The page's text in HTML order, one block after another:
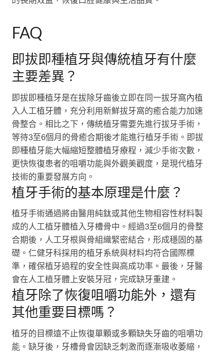
FAQ
即拔即種植牙與傳統植牙有什麼
主要差異？
即拔即種植牙是在拔除牙齒後立即在同一拔牙窩內植
入人工植牙體，充分利用新鮮拔牙窩的癒合能力加速
骨整合。相比之下，傳統植牙需要先進行拔牙手術，
等待3至6個月的骨癒合期後才能進行植牙手術。即拔
即種植牙能大幅縮短整體植牙療程，減少手術次數，
更快恢復患者的咀嚼功能與外觀美觀度，是現代植牙
技術的重要發展方向。
植牙手術的基本原理是什麼？
植牙手術通過將由醫用純鈦或其他生物相容性材料製
成的人工植牙體植入牙槽骨中。經過3至6個月的骨整
合期後，人工牙根與骨組織緊密結合，形成穩固的基
礎。仁健牙科採用的植牙系統與材料均符合國際標
準，確保植牙過程的安全性與高成功率。最後，牙醫
會在人工植牙體上安裝牙冠，完成缺牙重建。
植牙除了恢復咀嚼功能外，還有
其他重要目標嗎？
植牙的目標遠不止恢復單顆或多顆缺失牙齒的咀嚼功
能。缺牙後，牙槽骨會因缺乏刺激而逐漸吸收萎縮，